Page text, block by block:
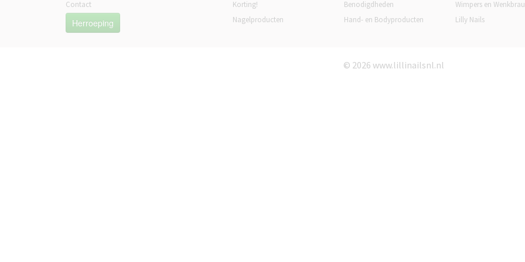
Contact
Herroeping
Korting!
Nagelproducten
Benodigdheden
Hand- en Bodyproducten
Wimpers en
Lilly Nails
© 2026 www.lillinailsnl.nl